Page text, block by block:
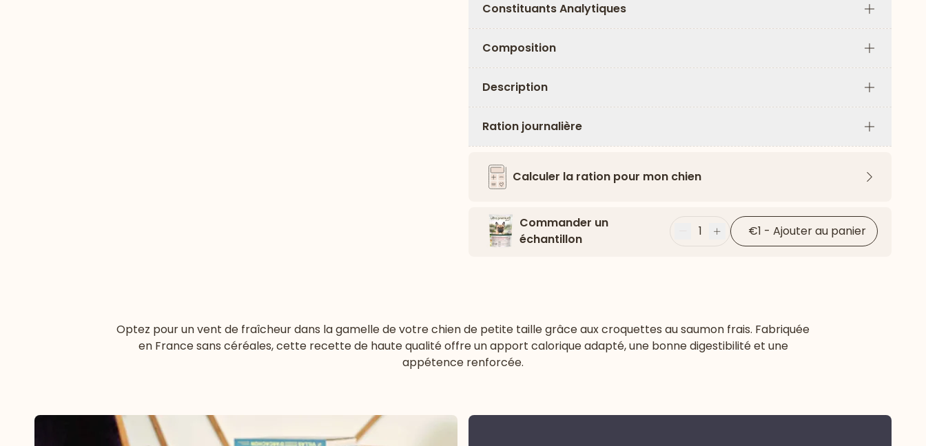
Constituants Analytiques
Plus
Composition
Plus
Description
Plus
Ration journalière
Plus
Calculer la ration pour mon chien
Commander un
échantillon
Moins
1 Plus €1 - Ajouter au panier
Optez pour un vent de fraîcheur dans la gamelle de votre chien de petite taille grâce aux croquettes au saumon frais. Fabriquée
en France sans céréales, cette recette de haute qualité offre un apport calorique adapté, une bonne digestibilité et une
appétence renforcée.